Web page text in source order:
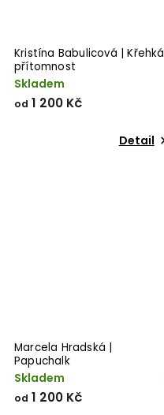
Kristína Babulicová | Křehká
přítomnost
Skladem
od 1 200 Kč
Detail
Marcela Hradská |
Papuchalk
Skladem
od 1 200 Kč